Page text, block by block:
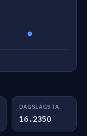
DAGSLÄGSTA
16.2350